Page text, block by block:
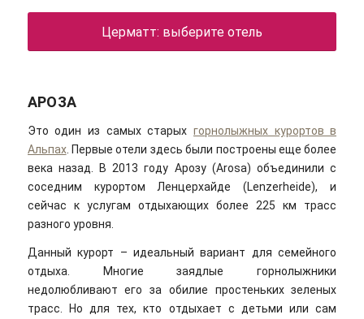
Церматт: выберите отель
АРОЗА
Это один из самых старыхгорнолыжных курортов в
Альпах. Первые отели здесь были построены еще более
века назад. В 2013 году Арозу (Arosa) объединили с
соседним курортом Ленцерхайде (Lenzerheide), и
сейчас к услугам отдыхающих более 225 км трасс
разного уровня.
Данный курорт – идеальный вариант для семейного
отдыха. Многие заядлые горнолыжники
недолюбливают его за обилие простеньких зеленых
трасс. Но для тех, кто отдыхает с детьми или сам